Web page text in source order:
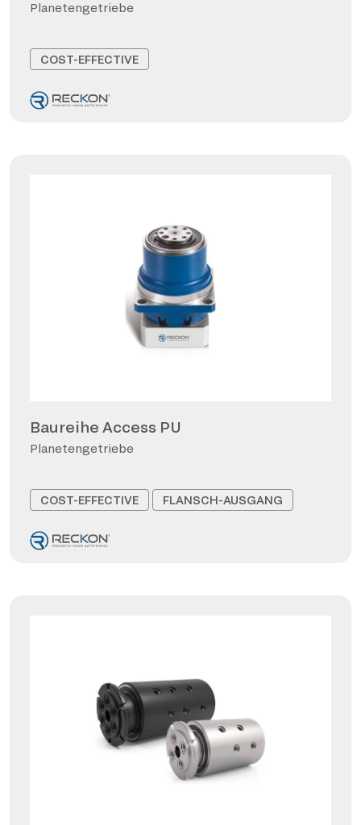
Planetengetriebe
COST-EFFECTIVE
Baureihe Access PU
Planetengetriebe
COST-EFFECTIVE FLANSCH-AUSGANG